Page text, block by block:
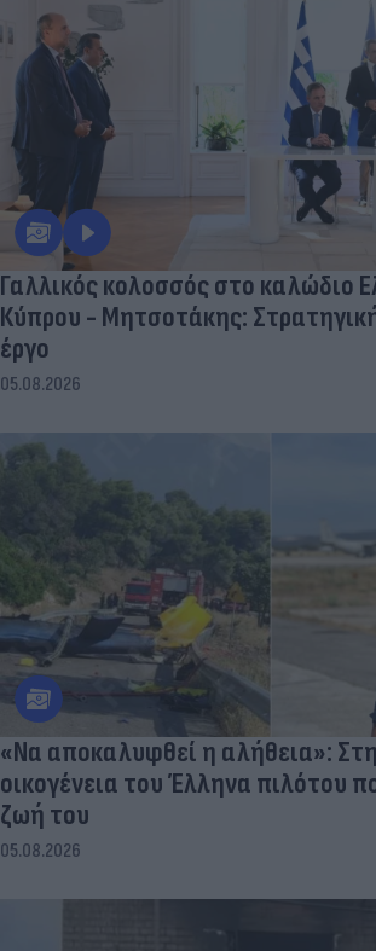
Γαλλικός κολοσσός στο καλώδιο
Κύπρου - Μητσοτάκης:
έργο
05.08.2026
«Να αποκαλυφθεί η αλήθεια»:
οικογένεια του Έλληνα πιλότου
ζωή του
05.08.2026